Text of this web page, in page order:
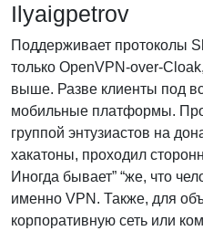
Ilyaigpetrov
Поддерживает протоколы
только
выше. Разве клиенты под
мобильные платформы.
группой энтузиастов на
хакатоны, проходил
Иногда бывает” “же, что
именно VPN. Также, для
корпоративную сеть или